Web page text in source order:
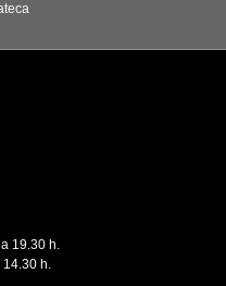
19.30 h.
14.30 h.